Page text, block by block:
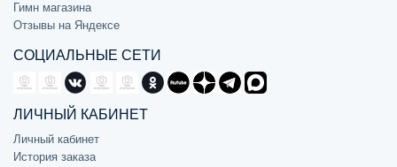
Гимн магазина
Отзывы на Яндексе
СОЦИАЛЬНЫЕ СЕТИ
ЛИЧНЫЙ КАБИНЕТ
Личный кабинет
История заказа